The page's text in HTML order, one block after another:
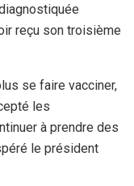
reçu son troisième
se faire vacciner,
les
à prendre des
le président